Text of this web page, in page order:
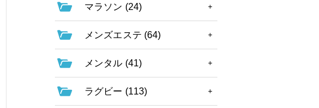
マラソン (24)
メンズエステ (64)
メンタル (41)
ラグビー (113)